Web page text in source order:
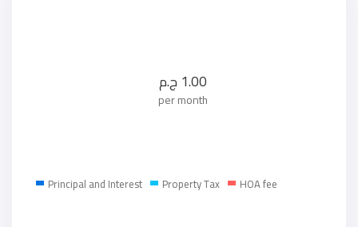
1.00 ج.م
per month
Principal and Interest Property Tax HOA fee